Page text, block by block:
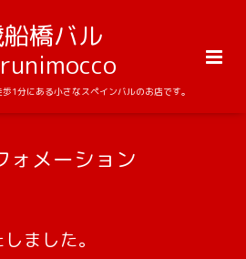
船橋バル
1分にある小さなスペインバルのお店です。
ォメーション
ました。